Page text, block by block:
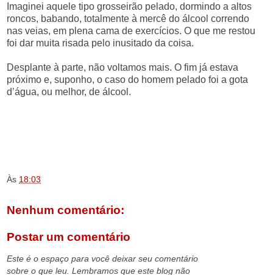
Imaginei aquele tipo grosseirão pelado, dormindo a altos
roncos, babando, totalmente à mercê do álcool correndo
nas veias, em plena cama de exercícios. O que me restou
foi dar muita risada pelo inusitado da coisa.
Desplante à parte, não voltamos mais. O fim já estava
próximo e, suponho, o caso do homem pelado foi a gota
d’água, ou melhor, de álcool.
Às 18:03
Nenhum comentário:
Postar um comentário
Este é o espaço para você deixar seu comentário
sobre o que leu. Lembramos que este blog não